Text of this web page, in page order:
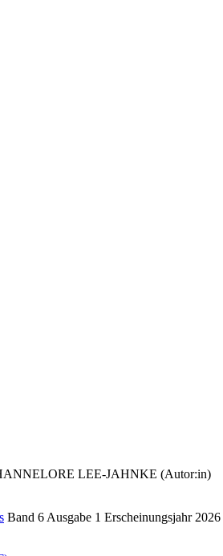
LEE-JAHNKE (Autor:in)
Band 6Ausgabe 1 Erscheinungsjahr 2026